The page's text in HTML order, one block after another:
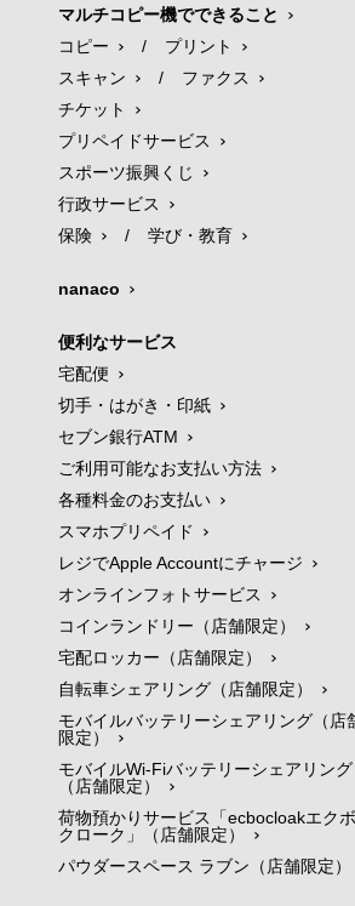
マルチコピー機でできること
コピー
/
プリント
スキャン
/
ファクス
チケット
プリペイドサービス
スポーツ振興くじ
行政サービス
保険
/ 学び・教育
nanaco
便利なサービス
宅配便
切手・はがき・印紙
セブン銀行ATM
ご利用可能なお支払い方法
各種料金のお支払い
スマホプリペイド
レジでApple Accountにチャージ
オンラインフォトサービス
コインランドリー（店舗限定）
宅配ロッカー（店舗限定）
自転車シェアリング（店舗限定）
モバイルバッテリーシェアリング（店
限定）
モバイルWi-Fiバッテリーシェアリング
（店舗限定）
荷物預かりサービス「ecbocloakエクボ
クローク」（店舗限定）
パウダースペース ラブン（店舗限定）